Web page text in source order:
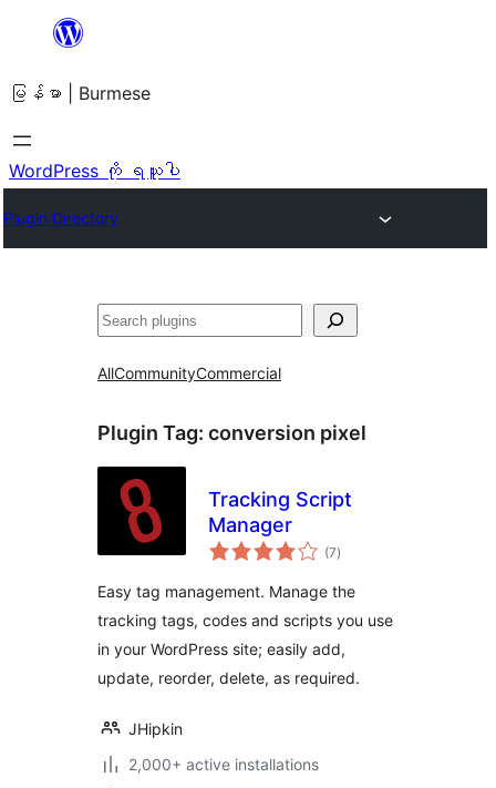
အကြောင်းအရာ
ကျော်သွား
ရန်
မြန်မာ | Burmese
WordPress ကို ရယူပါ
Plugin Directory
ရှာ
AllCommunityCommercial
Plugin Tag: conversion pixel
Tracking Script
Manager
(7total
ratings
)
Easy tag management. Manage the
tracking tags, codes and scripts you use
in your WordPress site; easily add,
update, reorder, delete, as required.
JHipkin
2,000+ active installations